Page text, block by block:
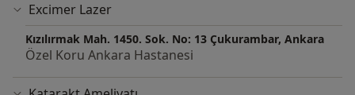
Excimer Lazer
Kızılırmak Mah. 1450. Sok. No: 13 Çukurambar, Ankara
Özel Koru Ankara Hastanesi